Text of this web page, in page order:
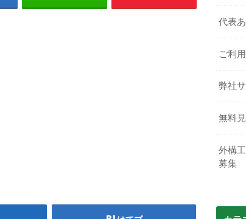
代表
ご利
弊社
無料
外構
募集